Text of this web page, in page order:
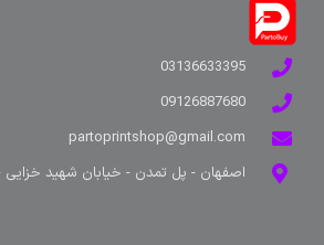
03136633395
09126887680
partoprintshop@gmail.com
اصفهان - پل تمدن - خیابان شهید